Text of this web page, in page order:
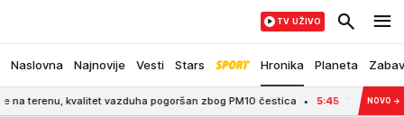
Naslovna Najnovije Vesti Stars Hronika Planeta
TV UŽIVO
terenu, kvalitet vazduha pogoršan zbog PM10 čestica 5:45 "PRIMORANI
NOVO →